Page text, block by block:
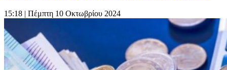
15:18 | Πέμπτη 10 Οκτωβρίου 2024